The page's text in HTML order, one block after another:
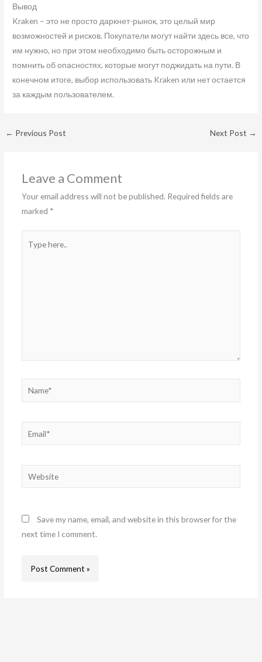
Вывод
Kraken – это не просто даркнет-рынок, это целый мир
возможностей и рисков. Покупатели могут найти здесь все, что
им нужно, но при этом необходимо быть осторожным и
помнить об опасностях, которые могут поджидать на пути. В
конечном итоге, выбор использовать Kraken или нет остается
за каждым пользователем.
← Previous Post Next Post →
Leave a Comment
Your email address will not be published. Required fields are
marked *
here..
Name*
Email*
Website
Save my name, email, and website in this browser for the
next time I comment.